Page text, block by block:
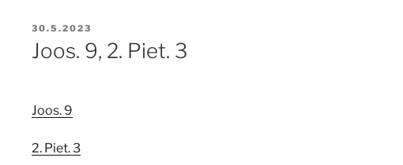
JULKAISTU
30.5.2023
Joos. 9, 2. Piet. 3
Joos. 9
2. Piet. 3